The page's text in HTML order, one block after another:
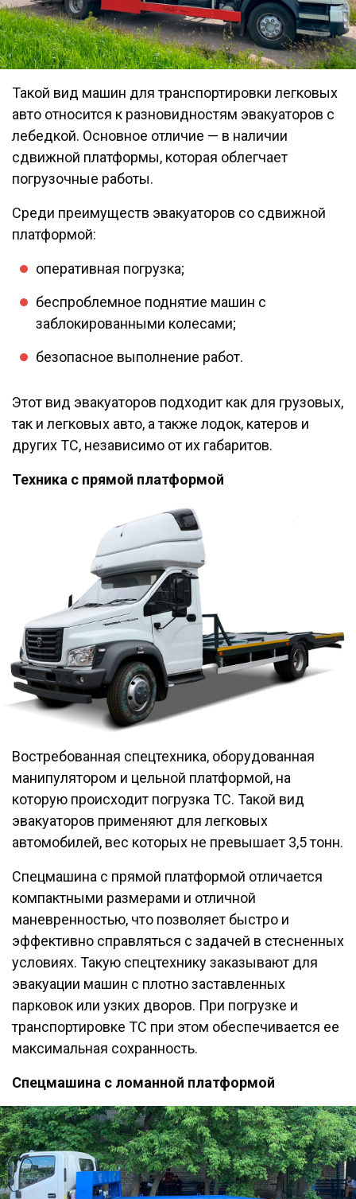
Такой вид машин для транспортировки легковых
авто относится к разновидностям эвакуаторов с
лебедкой. Основное отличие — в наличии
сдвижной платформы, которая облегчает
погрузочные работы.
Среди преимуществ эвакуаторов со сдвижной
платформой:
оперативная погрузка;
беспроблемное поднятие машин с
заблокированными колесами;
безопасное выполнение работ.
Этот вид эвакуаторов подходит как для грузовых,
так и легковых авто, а также лодок, катеров и
других ТС, независимо от их габаритов.
Техника с прямой платформой
Востребованная спецтехника, оборудованная
манипулятором и цельной платформой, на
которую происходит погрузка ТС. Такой вид
эвакуаторов применяют для легковых
автомобилей, вес которых не превышает 3,5 тонн.
Спецмашина с прямой платформой отличается
компактными размерами и отличной
маневренностью, что позволяет быстро и
эффективно справляться с задачей в стесненных
условиях. Такую спецтехнику заказывают для
эвакуации машин с плотно заставленных
парковок или узких дворов. При погрузке и
транспортировке ТС при этом обеспечивается ее
максимальная сохранность.
Спецмашина с ломанной платформой